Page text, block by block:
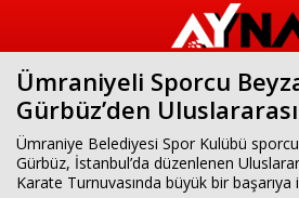
sohbet
cinsel
sohbet
sohbet
mobil
sohbet
islami
sohbetler
Ümraniyeli Sporcu
Gürbüz’den
Ümraniye Belediyesi Spor Kulübü
Gürbüz, İstanbul’da düzenlenen
Karate Turnuvasında büyük bir başarıya